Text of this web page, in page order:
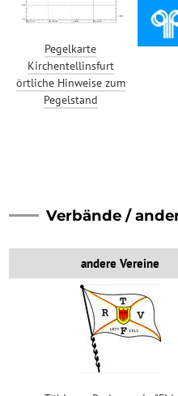
Pegelkarte
Kirchentellinsfurt
örtliche Hinweise zum
Pegelstand
Verbände /
andere Vereine